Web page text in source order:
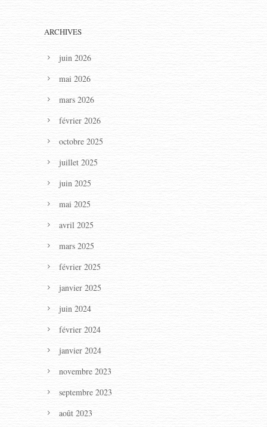
ARCHIVES
juin 2026
mai 2026
mars 2026
février 2026
octobre 2025
juillet 2025
juin 2025
mai 2025
avril 2025
mars 2025
février 2025
janvier 2025
juin 2024
février 2024
janvier 2024
novembre 2023
septembre 2023
août 2023